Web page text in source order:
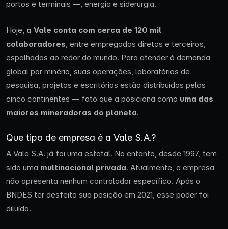
portos e terminais —, energia e siderurgia.
Hoje, a Vale conta com cerca de 120 mil
colaboradores , entre empregados diretos e terceiros,
espalhados ao redor do mundo. Para atender à demanda
global por minério, suas operações, laboratórios de
pesquisa, projetos e escritórios estão distribuídos pelos
cinco continentes — fato que a posiciona como uma das
maiores mineradoras do planeta.
Que tipo de empresa é a Vale S.A.?
A Vale S.A. já foi uma estatal. No entanto, desde 1997, tem
sido uma multinacional privada. Atualmente, a empresa
não apresenta nenhum controlador específico. Após o
BNDES ter desfeito sua posição em 2021, esse poder foi
diluído.